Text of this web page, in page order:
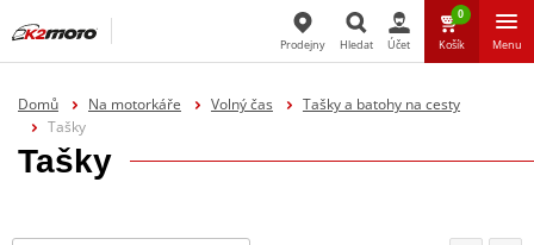
Hledat
Prodejny Hledat Účet
0
Košík Menu
Domů Na motorkáře Volný čas
Tašky a batohy na cesty
Tašky
Tašky